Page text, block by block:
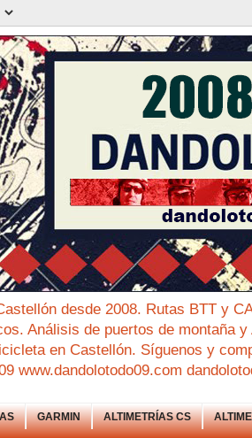
desde 2008. Rutas BTT y
Análisis de puertos de montaña
en Castellón. Síguenos y
www.dandolotodo09.com
GARMIN ALTIMETRÍAS CS